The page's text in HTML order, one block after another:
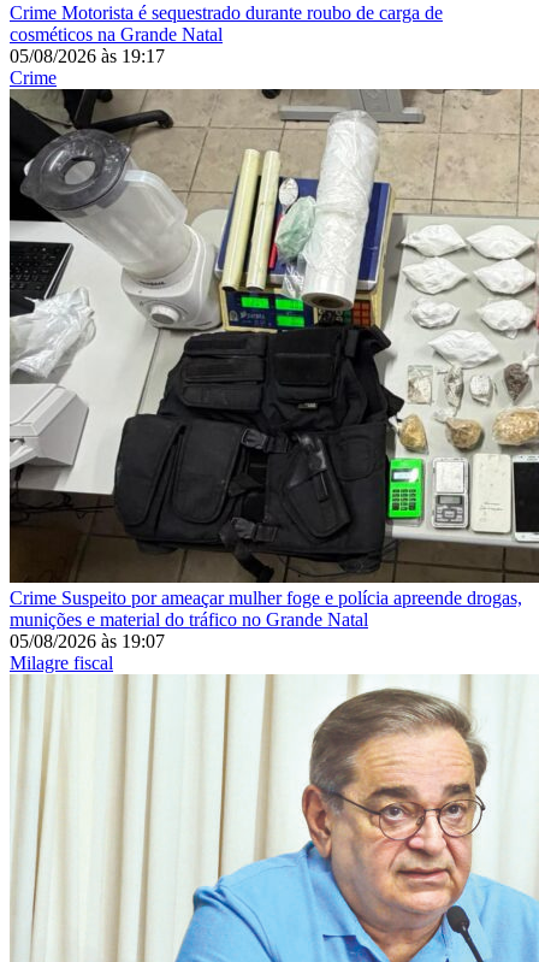
Crime Motorista é sequestrado durante roubo de carga de
cosméticos na Grande Natal
05/08/2026 às 19:17
Crime
Crime Suspeito por ameaçar mulher foge e polícia apreende drogas,
munições e material do tráfico no Grande Natal
05/08/2026 às 19:07
Milagre fiscal